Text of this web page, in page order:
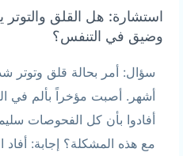
استشارة: هل القلق
وضيق في التنفس؟
سؤال: أمر بحالة قلق وتوتر
أشهر. أصبت مؤخراً بألم في
أفادوا بأن كل الفحوصات
مع هذه المشكلة؟ إجابة: أفاد